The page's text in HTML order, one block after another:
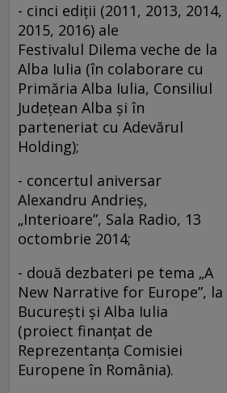
- cinci ediții (2011, 2013, 2014,
2015, 2016) ale
Festivalul Dilema veche de la
Alba Iulia (în colaborare cu
Primăria Alba Iulia, Consiliul
Județean Alba și în
parteneriat cu Adevărul
Holding);
- concertul aniversar
Alexandru Andrieș,
„Interioare”, Sala Radio, 13
octombrie 2014;
- două dezbateri pe tema „A
New Narrative for Europe”, la
București și Alba Iulia
(proiect finanțat de
Reprezentanța Comisiei
Europene în România).